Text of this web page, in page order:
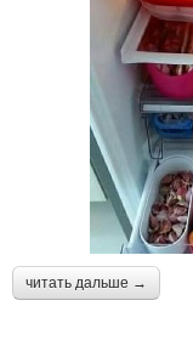
читать дальше →